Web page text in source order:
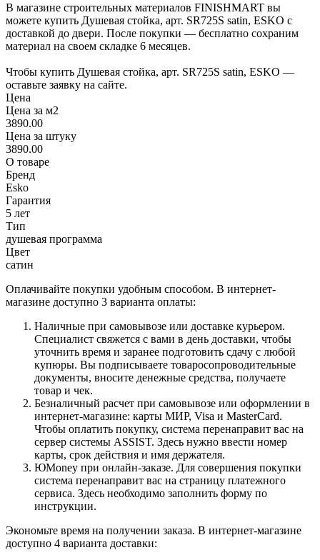
В магазине строительных материалов FINISHMART вы
можете купить Душевая cтойка, арт. SR725S satin, ESKO с
доставкой до двери. После покупки — бесплатно сохраним
материал на своем складке 6 месяцев.
Чтобы купить Душевая cтойка, арт. SR725S satin, ESKO —
оставьте заявку на сайте.
Цена
Цена за м2
3890.00
Цена за штуку
3890.00
О товаре
Бренд
Esko
Гарантия
5 лет
Тип
душевая программа
Цвет
сатин
Оплачивайте покупки удобным способом. В интернет-
магазине доступно 3 варианта оплаты:
Наличные при самовывозе или доставке курьером.
Специалист свяжется с вами в день доставки, чтобы
уточнить время и заранее подготовить сдачу с любой
купюры. Вы подписываете товаросопроводительные
документы, вносите денежные средства, получаете
товар и чек.
Безналичный расчет при самовывозе или оформлении в
интернет-магазине: карты МИР, Visa и MasterCard.
Чтобы оплатить покупку, система перенаправит вас на
сервер системы ASSIST. Здесь нужно ввести номер
карты, срок действия и имя держателя.
ЮMoney при онлайн-заказе. Для совершения покупки
система перенаправит вас на страницу платежного
сервиса. Здесь необходимо заполнить форму по
инструкции.
Экономьте время на получении заказа. В интернет-магазине
доступно 4 варианта доставки: